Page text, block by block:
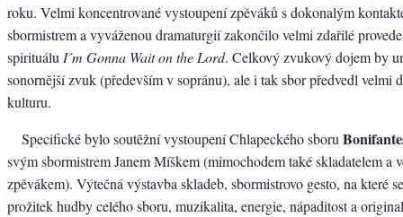
roku. Velmi koncentrované vystoupení zpěváků s dokonalým
sbormistrem a vyváženou dramaturgií zakončilo velmi zdařilé
spirituálu I´m Gonna Wait on the Lord. Celkový zvukový dojem by
sonornější zvuk (především v sopránu), ale i tak sbor předvedl velmi
kulturu.
Specifické bylo soutěžní vystoupení Chlapeckého sboru
svým sbormistrem Janem Míškem (mimochodem také skladatelem a
zpěvákem). Výtečná výstavba skladeb, sbormistrovo gesto, na které
prožitek hudby celého sboru, muzikalita, energie, nápaditost a